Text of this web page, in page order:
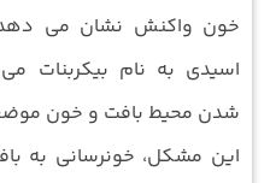
خون واکنش نشان می دهد
اسیدی به نام بیکربنات
شدن محیط بافت و خون
این مشکل، خونرسانی به